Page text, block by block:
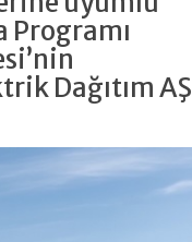
Dağıtım AŞ